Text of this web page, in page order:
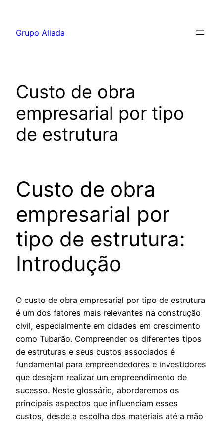
Grupo Aliada
Custo de obra
empresarial por tipo
de estrutura
Custo de obra
empresarial por
tipo de estrutura:
Introdução
O custo de obra empresarial por tipo de estrutura
é um dos fatores mais relevantes na construção
civil, especialmente em cidades em crescimento
como Tubarão. Compreender os diferentes tipos
de estruturas e seus custos associados é
fundamental para empreendedores e investidores
que desejam realizar um empreendimento de
sucesso. Neste glossário, abordaremos os
principais aspectos que influenciam esses
custos, desde a escolha dos materiais até a mão